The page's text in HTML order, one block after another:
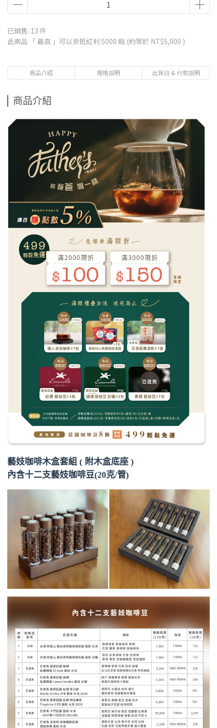
滿2500贈五個莊園濾掛咖啡(含藝妓)x1盒-市價$570
約$750
滿1000贈職人浸泡咖啡x1包-市價$80
已銷售: 13 件
此商品 「 最高 」可以折抵紅利 5000 點 (約等於 NT$5,000 )
商品介紹 規格說明 出貨日 & 付款說明
商品介紹
藝妓咖啡木盒套組 ( 附木盒底座 )
內含十二支藝妓咖啡豆(20克/管)